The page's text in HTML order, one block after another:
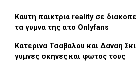
Καυτη παικτρια reality σε
τα γυμνα της απο Onlyfans
Κατερινα Τσαβαλου και Δαναη
γυμνες σκηνες και φωτος τους